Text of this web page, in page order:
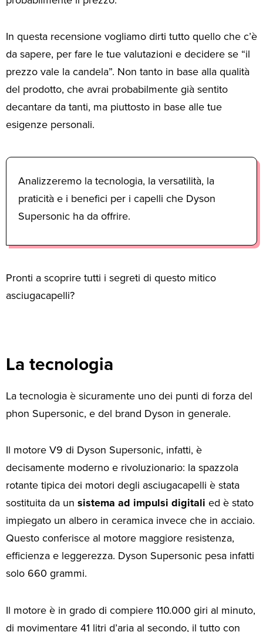
In questa recensione vogliamo dirti tutto quello che c’è
da sapere, per fare le tue valutazioni e decidere se “il
prezzo vale la candela”. Non tanto in base alla qualità
del prodotto, che avrai probabilmente già sentito
decantare da tanti, ma piuttosto in base alle tue
esigenze personali.
Analizzeremo la tecnologia, la versatilità, la
praticità e i benefici per i capelli che Dyson
Supersonic ha da offrire.
Pronti a scoprire tutti i segreti di questo mitico
asciugacapelli?
La tecnologia
La tecnologia è sicuramente uno dei punti di forza del
phon Supersonic, e del brand Dyson in generale.
Il motore V9 di Dyson Supersonic, infatti, è
decisamente moderno e rivoluzionario: la spazzola
rotante tipica dei motori degli asciugacapelli è stata
sostituita da un sistema ad impulsi digitali ed è stato
impiegato un albero in ceramica invece che in acciaio.
Questo conferisce al motore maggiore resistenza,
efficienza e leggerezza. Dyson Supersonic pesa infatti
solo 660 grammi.
Il motore è in grado di compiere 110.000 giri al minuto,
di movimentare 41 litri d’aria al secondo, il tutto con